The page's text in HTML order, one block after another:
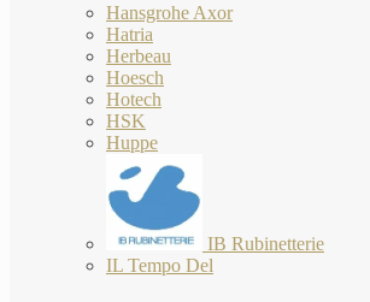
Hansgrohe Axor
Hatria
Herbeau
Hoesch
Hotech
HSK
Huppe
IB Rubinetterie
IL Tempo Del